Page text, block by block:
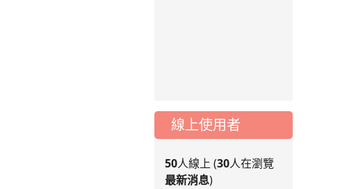
線上使用者
50人線上 (30人在瀏覽
最新消息)